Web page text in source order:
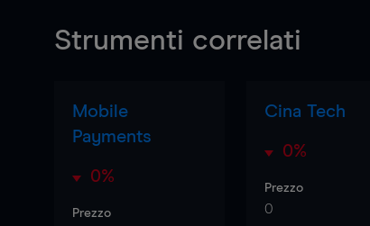
Strumenti correlati
Mobile
Payments
0%
Prezzo
Cina Tech
0%
Prezzo
0